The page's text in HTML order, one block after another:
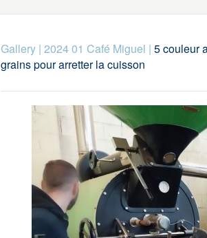
Gallery| 2024 01 Café Miguel | 5 couleur
grains pour arretter la cuisson